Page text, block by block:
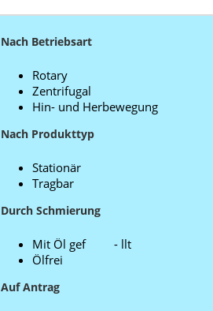
Nach Betriebsart
Rotary
Zentrifugal
Hin- und Herbewegung
Nach Produkttyp
Stationär
Tragbar
Durch Schmierung
Mit Öl gef - llt
Ölfrei
Auf Antrag